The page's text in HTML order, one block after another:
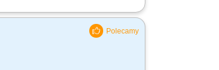
informacji o usługach